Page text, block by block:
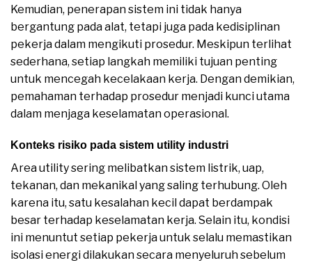
Kemudian, penerapan sistem ini tidak hanya
bergantung pada alat, tetapi juga pada kedisiplinan
pekerja dalam mengikuti prosedur. Meskipun terlihat
sederhana, setiap langkah memiliki tujuan penting
untuk mencegah kecelakaan kerja. Dengan demikian,
pemahaman terhadap prosedur menjadi kunci utama
dalam menjaga keselamatan operasional.
Konteks risiko pada sistem utility industri
Area utility sering melibatkan sistem listrik, uap,
tekanan, dan mekanikal yang saling terhubung. Oleh
karena itu, satu kesalahan kecil dapat berdampak
besar terhadap keselamatan kerja. Selain itu, kondisi
ini menuntut setiap pekerja untuk selalu memastikan
isolasi energi dilakukan secara menyeluruh sebelum